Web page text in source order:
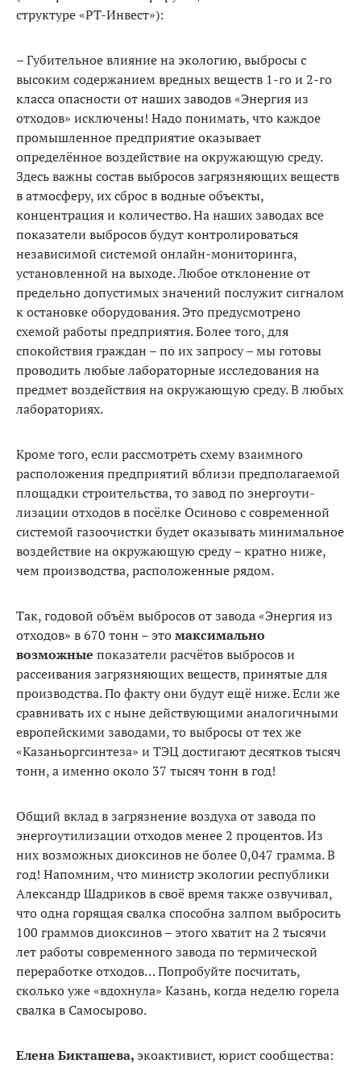
структуре «РТ-Инвест»):
– Губительное влияние на экологию, выбросы с
высоким содержанием вредных веществ 1-го и 2-го
класса опасности от наших заводов «Энер­гия из
отходов» исключены! Надо понимать, что каждое
промышленное предприятие оказывает
определённое воздействие на окружающую сре­ду.
Здесь важны состав выбросов загрязняющих веществ
в атмосферу, их сброс в водные объекты,
концентрация и количество. На наших заводах все
показатели выбросов будут контролироваться
независимой систе­мой онлайн-мониторинга,
установленной на выходе. Любое отклонение от
предельно допустимых значений послужит сигналом
к остановке обо­рудования. Это предусмотрено
схемой работы предприятия. Более того, для
спокойствия граждан – по их запросу – мы готовы
проводить любые лабораторные исследования на
предмет воздействия на окружающую среду. В любых
лабораториях.
Кроме того, если рассмотреть схему взаимного
расположения предприятий вблизи предполагаемой
площадки строительства, то завод по энергоути­
лизации отходов в посёлке Осиново с современной
системой газоочистки будет оказывать минимальное
воздействие на окружающую среду – кратно ниже,
чем производства, расположенные рядом.
Так, годовой объём выбросов от завода «Энергия из
отходов» в 670 тонн – этомаксимально
возможные показатели расчётов выбросов и
рассеивания загрязняющих веществ, принятые для
производства. По факту они будут ещё ниже. Если же
сравнивать их с ныне действующими аналогичными
европейскими заводами, то выбросы от тех же
«Казаньоргсинтеза» и ТЭЦ достигают десятков тысяч
тонн, а именно около 37 тысяч тонн в год!
Общий вклад в загрязнение воздуха от завода по
энергоутилизации отходов менее 2 процентов. Из
них возможных диоксинов не более 0,047 грамма. В
год! Напомним, что министр экологии республики
Александр Шадриков в своё время также озвучивал,
что одна горящая свалка способна залпом выбросить
100 граммов диоксинов – этого хватит на 2 тысячи
лет работы современного завода по термической
переработке отходов… Попробуйте посчитать,
сколько уже «вдохнула» Казань, когда неделю горела
свалка в Самосырово.
Елена Бикташева,экоактивист, юрист сообщества: